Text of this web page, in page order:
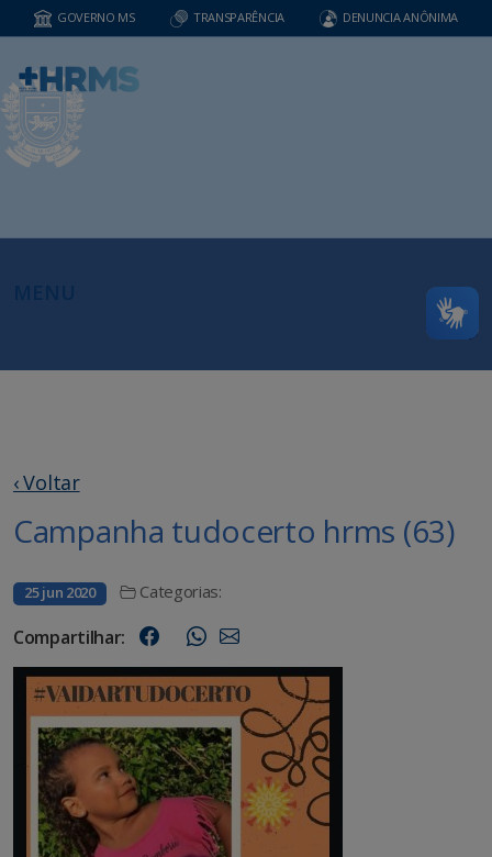
GOVERNO MS TRANSPARÊNCIA DENUNCIA ANÔNIMA
‹ Voltar
Campanha tudocerto hrms (63)
25 jun 2020 Categorias:
Compartilhar: